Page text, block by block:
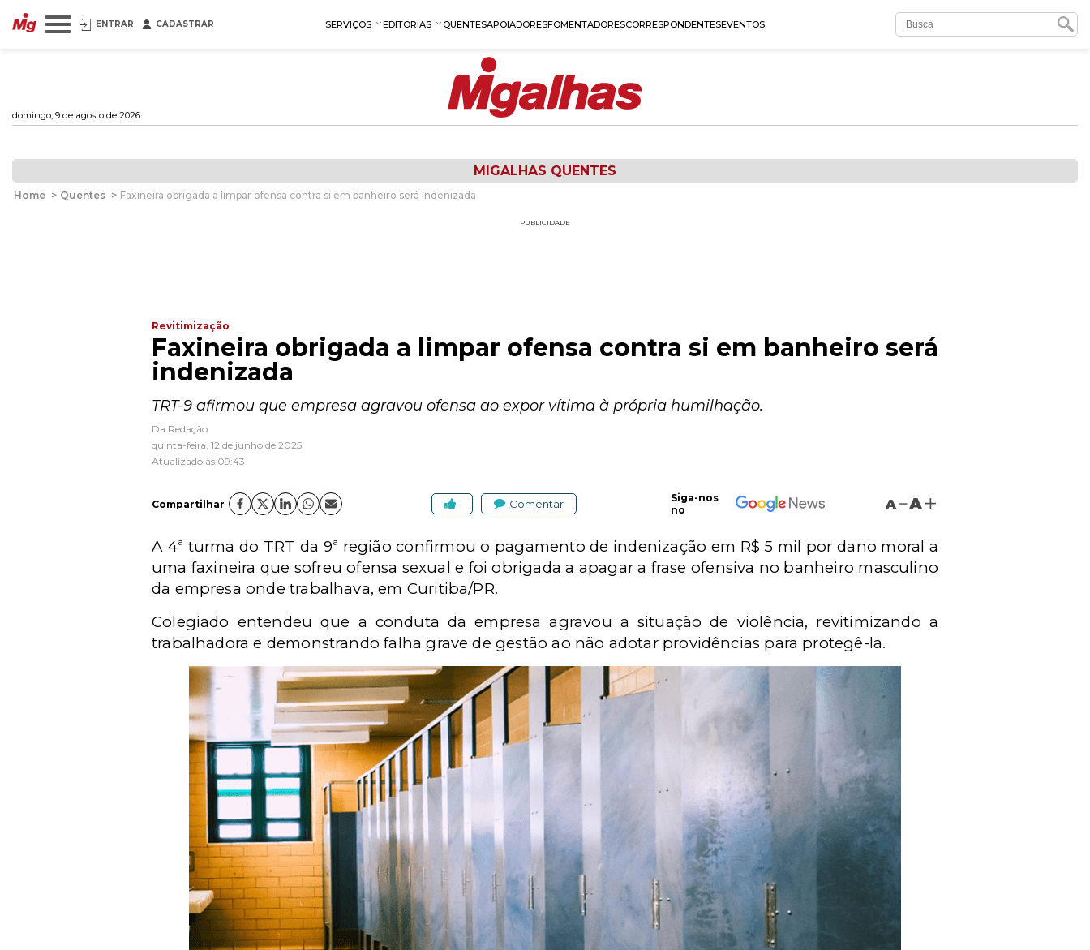
ENTRAR CADASTRAR SERVIÇOS EDITORIAS QUENTESAPOIADORESFOMENTADORESCORRESPONDENTESEVENTOS
domingo, 9 de agosto de 2026
MIGALHAS QUENTES
Home > Quentes > Faxineira obrigada a limpar ofensa contra si em banheiro será indenizada
PUBLICIDADE
Revitimização
Faxineira obrigada a limpar ofensa contra si em banheiro será
indenizada
TRT-9 afirmou que empresa agravou ofensa ao expor vítima à própria humilhação.
Da Redação
quinta-feira, 12 de junho de 2025
Atualizado às 09:43
Compartilhar Comentar
Siga-nos
no
A A
A 4ª turma do TRT da 9ª região confirmou o pagamento de indenização em R$ 5 mil por dano moral a
uma faxineira que sofreu ofensa sexual e foi obrigada a apagar a frase ofensiva no banheiro masculino
da empresa onde trabalhava, em Curitiba/PR.
Colegiado entendeu que a conduta da empresa agravou a situação de violência, revitimizando a
trabalhadora e demonstrando falha grave de gestão ao não adotar providências para protegê-la.